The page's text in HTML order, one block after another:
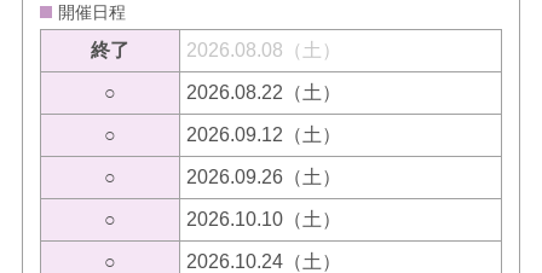
開催日程
終了 2026.08.08（土）
○ 2026.08.22（土）
○ 2026.09.12（土）
○ 2026.09.26（土）
○ 2026.10.10（土）
○ 2026.10.24（土）